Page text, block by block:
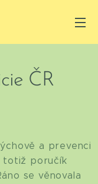
ČR
a prevenci
totiž poručík
se věnovala